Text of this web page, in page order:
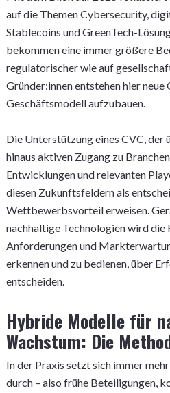
auf die Themen Cybersecurity,
Stablecoins und GreenTech-
bekommen eine immer größere
regulatorischer wie auf
Gründer:innen entstehen hier neue
Geschäftsmodell aufzubauen.
Die Unterstützung eines CVC, der
hinaus aktiven Zugang zu
Entwicklungen und relevanten
diesen Zukunftsfeldern als
Wettbewerbsvorteil erweisen.
nachhaltige Technologien wird
Anforderungen und
erkennen und zu bedienen, über
entscheiden.
Hybride Modelle für
Wachstum: Die
In der Praxis setzt sich immer
durch – also frühe Beteiligungen,